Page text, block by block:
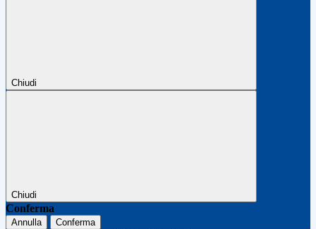
Chiudi
Chiudi
Conferma
Annulla Conferma